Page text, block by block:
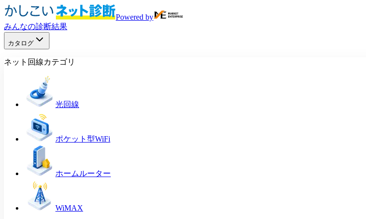
Powered by
みんなの診断結果
カタログ
ネット回線カテゴリ
光回線
ポケット型WiFi
ホームルーター
WiMAX